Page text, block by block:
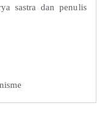
sastra dan penulis